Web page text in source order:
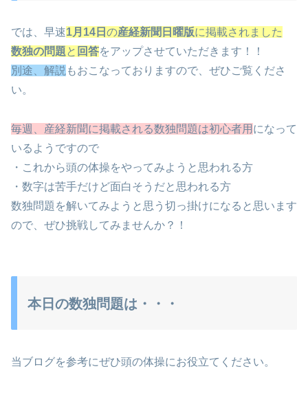
では、早速1月14日 の産経新聞日曜版に掲載されました
数独の問題 と 回答をアップさせていただきます！！
別途、解説もおこなっておりますので、ぜひご覧くださ
い。
毎週、産経新聞に掲載される数独問題は初心者用 になって
いるようですので
・これから頭の体操をやってみようと思われる方
・数字は苦手だけど面白そうだと思われる方
数独問題を解いてみようと思う切っ掛けになると思います
ので、ぜひ挑戦してみませんか？！
本日の数独問題は・・・
当ブログを参考にぜひ頭の体操にお役立てください。